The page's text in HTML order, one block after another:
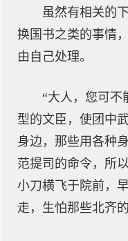
虽然有相关的
换国书之类的事情
由自己处理。
“大人，您可不
型的文臣，使团中
身边，那些用各种
范提司的命令，所
小刀横飞于院前，
走，生怕那些北齐